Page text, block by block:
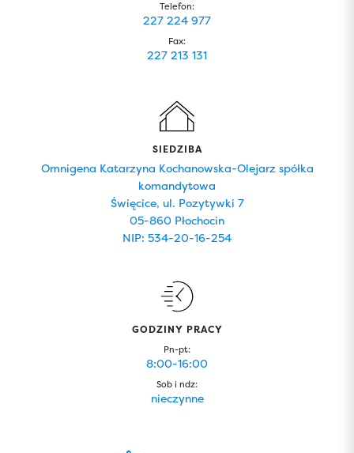
Telefon:
227 224 977
Fax:
227 213 131
SIEDZIBA
Omnigena Katarzyna Kochanowska-Olejarz spółka
komandytowa
Święcice, ul. Pozytywki 7
05-860 Płochocin
NIP: 534-20-16-254
GODZINY PRACY
Pn-pt:
8:00-16:00
Sob i ndz:
nieczynne